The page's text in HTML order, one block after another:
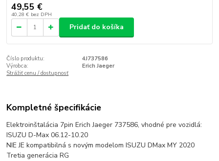
49,55 €
40,28 € bez DPH
Pridať do košíka
Číslo produktu:
4J737586
Výrobca:
Erich Jaeger
Strážiť cenu / dostupnosť
Kompletné špecifikácie
Elektroinštalácia 7pin Erich Jaeger 737586, vhodné pre vozidlá:
ISUZU D-Max 06.12-10.20
NIE JE kompatibilná s novým modelom ISUZU DMax MY 2020
Tretia generácia RG